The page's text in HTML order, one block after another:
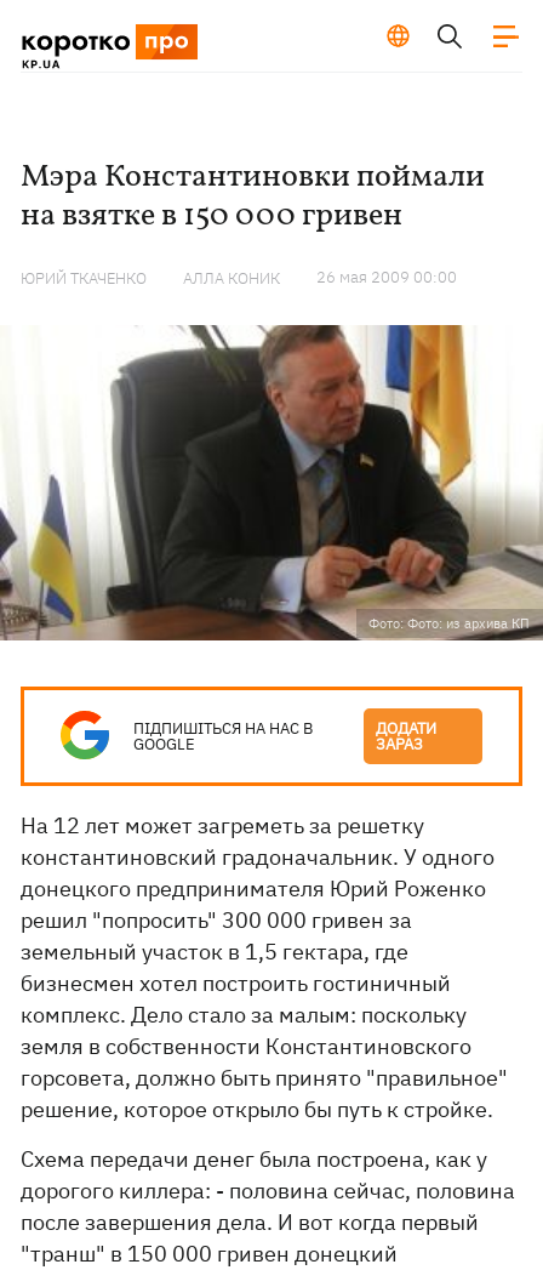
Мэра Константиновки поймали
на взятке в 150 000 гривен
ЮРИЙ ТКАЧЕНКО АЛЛА КОНИК 26 мая 2009 00:00
Фото: Фото: из архива КП
ПІДПИШІТЬСЯ НА НАС В
GOOGLE
ДОДАТИ
ЗАРАЗ
На 12 лет может загреметь за решетку
константиновский градоначальник. У одного
донецкого предпринимателя Юрий Роженко
решил "попросить" 300 000 гривен за
земельный участок в 1,5 гектара, где
бизнесмен хотел построить гостиничный
комплекс. Дело стало за малым: поскольку
земля в собственности Константиновского
горсовета, должно быть принято "правильное"
решение, которое открыло бы путь к стройке.
Схема передачи денег была построена, как у
дорогого киллера: - половина сейчас, половина
после завершения дела. И вот когда первый
"транш" в 150 000 гривен донецкий